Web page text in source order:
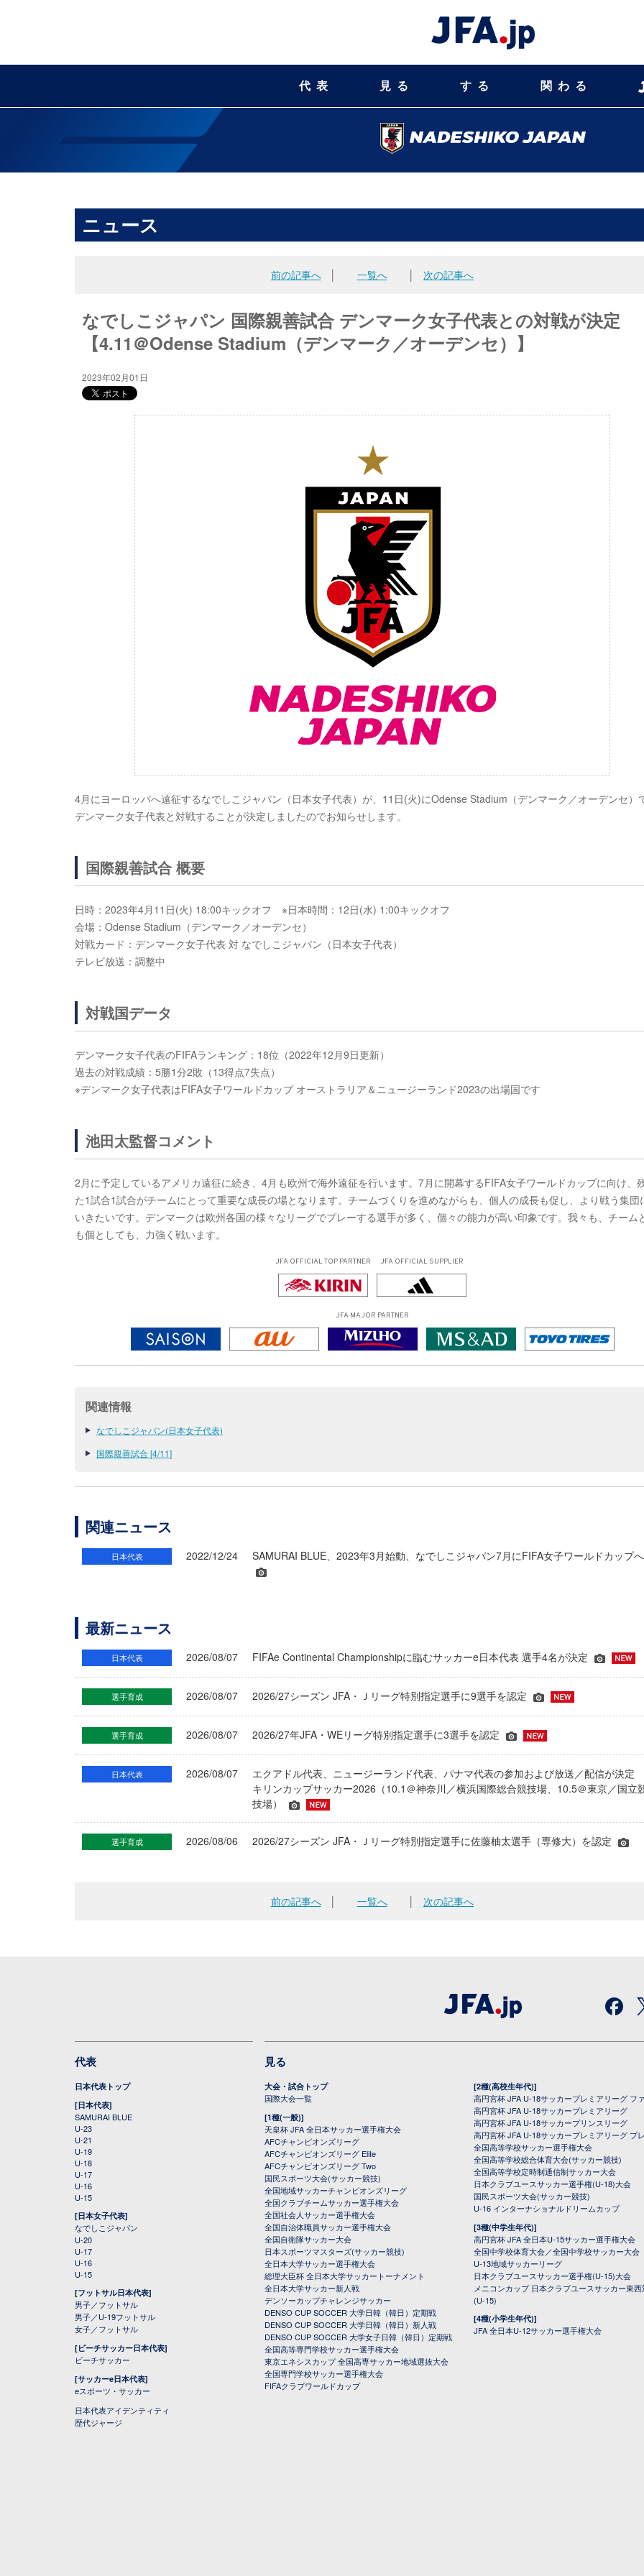
代表 見る する 関わる
ニュース
前の記事へ│ 一覧へ 次の記事へ
なでしこジャパン 国際親善試合 デンマーク女子代表との対戦が決定
【4.11＠Odense Stadium（デンマーク／オーデンセ）】
2023年02月01日
4月にヨーロッパへ遠征するなでしこジャパン（日本女子代表）が、11日(火)にOdense Stadium（デンマーク／オーデンセ）
デンマーク女子代表と対戦することが決定しましたのでお知らせします。
国際親善試合 概要
日時：2023年4月11日(火) 18:00キックオフ ※日本時間：12日(水) 1:00キックオフ
会場：Odense Stadium（デンマーク／オーデンセ）
対戦カード：デンマーク女子代表 対 なでしこジャパン（日本女子代表）
テレビ放送：調整中
対戦国データ
デンマーク女子代表のFIFAランキング：18位（2022年12月9日更新）
過去の対戦成績：5勝1分2敗（13得点7失点）
※デンマーク女子代表はFIFA女子ワールドカップ オーストラリア＆ニュージーランド2023の出場国です
池田太監督コメント
2月に予定しているアメリカ遠征に続き、4月も欧州で海外遠征を行います。7月に開幕するFIFA女子ワールドカップに向け、
た1試合1試合がチームにとって重要な成長の場となります。チームづくりを進めながらも、個人の成長も促し、より戦う集団
いきたいです。デンマークは欧州各国の様々なリーグでプレーする選手が多く、個々の能力が高い印象です。我々も、チーム
も個としても、力強く戦います。
JFA OFFICIAL TOP PARTNER JFA OFFICIAL SUPPLIER
JFA MAJOR PARTNER
関連情報
なでしこジャパン(日本女子代表)
国際親善試合 [4/11]
関連ニュース
日本代表 2022/12/24 SAMURAI BLUE、2023年3月始動、なでしこジャパン7月にFIFA女子ワールドカップへ
最新ニュース
日本代表 2026/08/07 FIFAe Continental Championshipに臨むサッカーe日本代表 選手4名が決定
選手育成 2026/08/07 2026/27シーズン JFA・Ｊリーグ特別指定選手に9選手を認定
選手育成 2026/08/07 2026/27年JFA・WEリーグ特別指定選手に3選手を認定
日本代表 2026/08/07
エクアドル代表、ニュージーランド代表、パナマ代表の参加および放送／配信が決定
キリンカップサッカー2026（10.1＠神奈川／横浜国際総合競技場、10.5＠東京／国立
技場）
選手育成 2026/08/06 2026/27シーズン JFA・Ｊリーグ特別指定選手に佐藤柚太選手（専修大）を認定
前の記事へ│ 一覧へ 次の記事へ
代表
日本代表トップ
[日本代表]
SAMURAI BLUE
U-23
U-21
U-19
U-18
U-17
U-16
U-15
[日本女子代表]
なでしこジャパン
U-20
U-17
U-16
U-15
[フットサル日本代表]
男子／フットサル
男子／U-19フットサル
女子／フットサル
[ビーチサッカー日本代表]
ビーチサッカー
[サッカーe日本代表]
eスポーツ・サッカー
日本代表アイデンティティ
歴代ジャージ
見る
大会・試合トップ
国際大会一覧
[1種(一般)]
天皇杯 JFA 全日本サッカー選手権大会
AFCチャンピオンズリーグ
AFCチャンピオンズリーグ Elite
AFCチャンピオンズリーグ Two
国民スポーツ大会(サッカー競技)
全国地域サッカーチャンピオンズリーグ
全国クラブチームサッカー選手権大会
全国社会人サッカー選手権大会
全国自治体職員サッカー選手権大会
全国自衛隊サッカー大会
日本スポーツマスターズ(サッカー競技)
全日本大学サッカー選手権大会
総理大臣杯 全日本大学サッカートーナメント
全日本大学サッカー新人戦
デンソーカップチャレンジサッカー
DENSO CUP SOCCER 大学日韓（韓日）定期戦
DENSO CUP SOCCER 大学日韓（韓日）新人戦
DENSO CUP SOCCER 大学女子日韓（韓日）定期戦
全国高等専門学校サッカー選手権大会
東京エネシスカップ 全国高専サッカー地域選抜大会
全国専門学校サッカー選手権大会
FIFAクラブワールドカップ
[2種(高校生年代)]
高円宮杯 JFA U-18サッカープレミアリーグ フ
高円宮杯 JFA U-18サッカープレミアリーグ
高円宮杯 JFA U-18サッカープリンスリーグ
高円宮杯 JFA U-18サッカープレミアリーグ プ
全国高等学校サッカー選手権大会
全国高等学校総合体育大会(サッカー競技)
全国高等学校定時制通信制サッカー大会
日本クラブユースサッカー選手権(U-18)大会
国民スポーツ大会(サッカー競技)
U-16 インターナショナルドリームカップ
[3種(中学生年代)]
高円宮杯 JFA 全日本U-15サッカー選手権大会
全国中学校体育大会／全国中学校サッカー大会
U-13地域サッカーリーグ
日本クラブユースサッカー選手権(U-15)大会
メニコンカップ 日本クラブユースサッカー東
(U-15)
[4種(小学生年代)]
JFA 全日本U-12サッカー選手権大会